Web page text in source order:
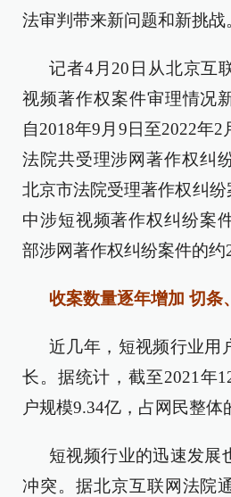
法审判带来新问题和新挑战
记者4月20日从北京互
视频著作权案件审理情况
自2018年9月9日至2022年2
法院共受理涉网著作权纠
北京市法院受理著作权纠
中涉短视频著作权纠纷案
部涉网著作权纠纷案件的约
收案数量逐年增加 切条
近几年，短视频行业用
长。据统计，截至2021年
户规模9.34亿，占网民整体
短视频行业的迅速发展
冲突。据北京互联网法院